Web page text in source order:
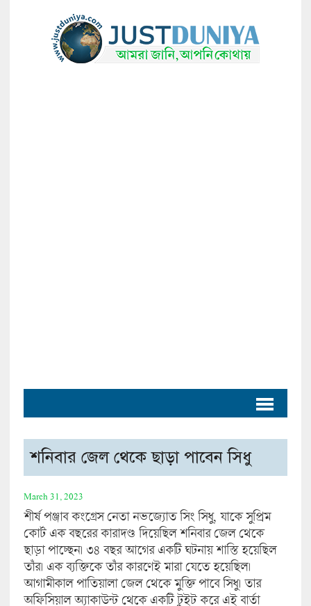
শনিবার জেল থেকে ছাড়া পাবেন সিধু
March 31, 2023
শীর্ষ পঞ্জাব কংগ্রেস নেতা নভজ্যোত সিং সিধু, যাকে সুপ্রিম
কোর্ট এক বছরের কারাদণ্ড দিয়েছিল শনিবার জেল থেকে
ছাড়া পাচ্ছেন। ৩৪ বছর আগের একটি ঘটনায় শাস্তি হয়েছিল
তাঁর। এক ব্যক্তিকে তাঁর কারণেই মারা যেতে হয়েছিল।
আগামীকাল পাতিয়ালা জেল থেকে মুক্তি পাবে সিধু। তার
অফিসিয়াল অ্যাকাউন্ট থেকে একটি টুইট করে এই বার্তা